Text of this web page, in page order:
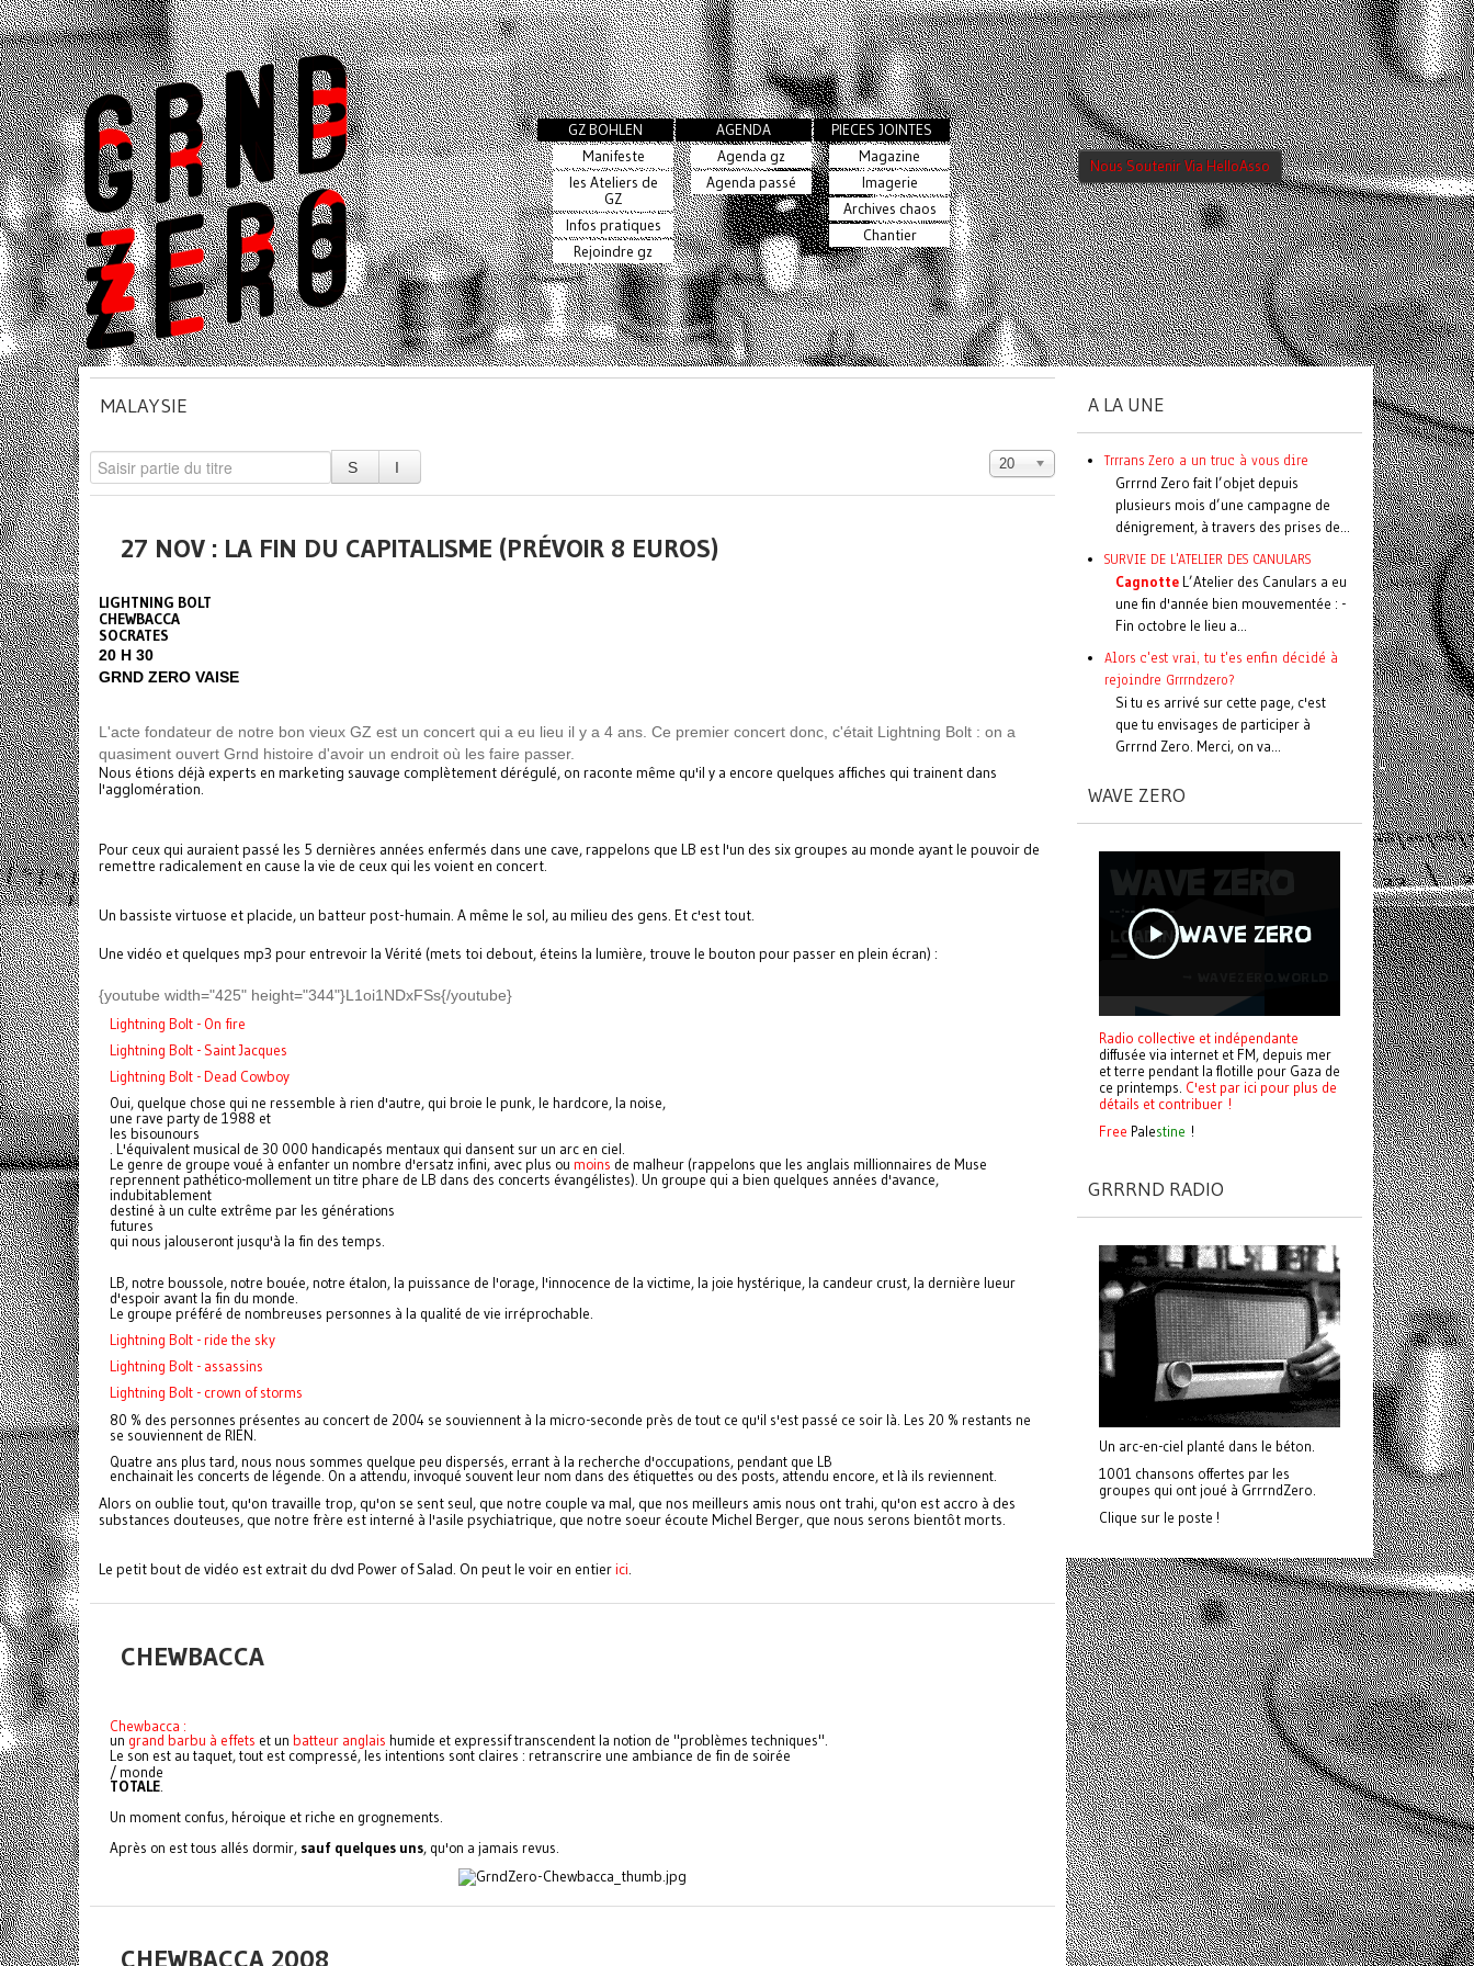
GZ BOHLEN
Manifeste
les Ateliers de
GZ
Infos pratiques
Rejoindre gz
AGENDA
Agenda gz
Agenda passé
PIECES JOINTES
Magazine
Imagerie
Archives chaos
Chantier
Nous Soutenir Via HelloAsso
MALAYSIE
20
27 NOV : LA FIN DU CAPITALISME (PRÉVOIR 8 EUROS)
LIGHTNING BOLT
CHEWBACCA
SOCRATES
20 H 30
GRND ZERO VAISE
L'acte fondateur de notre bon vieux GZ est un concert qui a eu lieu il y a 4 ans. Ce premier concert donc, c'était Lightning Bolt : on a
quasiment ouvert Grnd histoire d'avoir un endroit où les faire passer.
Nous étions déjà experts en marketing sauvage complètement dérégulé, on raconte même qu'il y a encore quelques affiches qui trainent dans
l'agglomération.
Pour ceux qui auraient passé les 5 dernières années enfermés dans une cave, rappelons que LB est l'un des six groupes au monde ayant le pouvoir de
remettre radicalement en cause la vie de ceux qui les voient en concert.
Un bassiste virtuose et placide, un batteur post-humain. A même le sol, au milieu des gens. Et c'est tout.
Une vidéo et quelques mp3 pour entrevoir la Vérité (mets toi debout, éteins la lumière, trouve le bouton pour passer en plein écran) :
{youtube width="425" height="344"}L1oi1NDxFSs{/youtube}
Lightning Bolt - On fire
Lightning Bolt - Saint Jacques
Lightning Bolt - Dead Cowboy
Oui, quelque chose qui ne ressemble à rien d'autre, qui broie le punk, le hardcore, la noise,
une rave party de 1988 et
les bisounours
. L'équivalent musical de 30 000 handicapés mentaux qui dansent sur un arc en ciel.
Le genre de groupe voué à enfanter un nombre d'ersatz infini, avec plus ou moins de malheur (rappelons que les anglais millionnaires de Muse
reprennent pathético-mollement un titre phare de LB dans des concerts évangélistes). Un groupe qui a bien quelques années d'avance,
indubitablement
destiné à un culte extrême par les générations
futures
qui nous jalouseront jusqu'à la fin des temps.
LB, notre boussole, notre bouée, notre étalon, la puissance de l'orage, l'innocence de la victime, la joie hystérique, la candeur crust, la dernière lueur
d'espoir avant la fin du monde.
Le groupe préféré de nombreuses personnes à la qualité de vie irréprochable.
Lightning Bolt - ride the sky
Lightning Bolt - assassins
Lightning Bolt - crown of storms
80 % des personnes présentes au concert de 2004 se souviennent à la micro-seconde près de tout ce qu'il s'est passé ce soir là. Les 20 % restants ne
se souviennent de RIEN.
Quatre ans plus tard, nous nous sommes quelque peu dispersés, errant à la recherche d'occupations, pendant que LB
enchainait les concerts de légende. On a attendu, invoqué souvent leur nom dans des étiquettes ou des posts, attendu encore, et là ils reviennent.
Alors on oublie tout, qu'on travaille trop, qu'on se sent seul, que notre couple va mal, que nos meilleurs amis nous ont trahi, qu'on est accro à des
substances douteuses, que notre frère est interné à l'asile psychiatrique, que notre soeur écoute Michel Berger, que nous serons bientôt morts.
Le petit bout de vidéo est extrait du dvd Power of Salad. On peut le voir en entierici.
CHEWBACCA
Chewbacca :
un grand barbu à effets et un batteur anglais humide et expressif transcendent la notion de "problèmes techniques".
Le son est au taquet, tout est compressé, les intentions sont claires : retranscrire une ambiance de fin de soirée
/ monde
TOTALE.
Un moment confus, héroique et riche en grognements.
Après on est tous allés dormir, sauf quelques uns, qu'on a jamais revus.
CHEWBACCA 2008
A LA UNE
Trrrans Zero a un truc à vous dire
Grrrnd Zero fait l’objet depuis
plusieurs mois d’une campagne de
dénigrement, à travers des prises de...
SURVIE DE L'ATELIER DES CANULARS
Cagnotte L’Atelier des Canulars a eu
une fin d'année bien mouvementée : -
Fin octobre le lieu a...
Alors c'est vrai, tu t'es enfin décidé à
rejoindre Grrrndzero?
Si tu es arrivé sur cette page, c'est
que tu envisages de participer à
Grrrnd Zero. Merci, on va...
WAVE ZERO
Radio collective et indépendante
diffusée via internet et FM, depuis mer
et terre pendant la flotille pour Gaza de
ce printemps. C'est par ici pour plus de
détails et contribuer !
Free Palestine !
GRRRND RADIO
Un arc-en-ciel planté dans le béton.
1001 chansons offertes par les
groupes qui ont joué à GrrrndZero.
Clique sur le poste !